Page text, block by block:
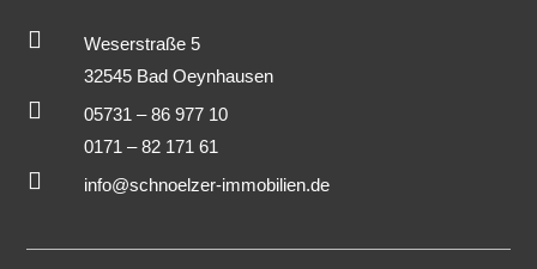

Weserstraße 5
32545 Bad Oeynhausen

05731 – 86 977 10
0171 – 82 171 61
 info@schnoelzer-immobilien.de